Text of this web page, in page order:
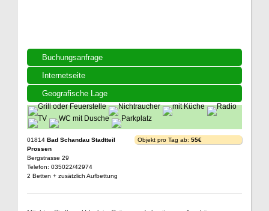
Buchungsanfrage
Internetseite
Geografische Lage
01814 Bad Schandau Stadtteil
Prossen
Bergstrasse 29
Telefon: 035022/42974
2 Betten + zusätzlich Aufbettung
Objekt pro Tag ab: 55€